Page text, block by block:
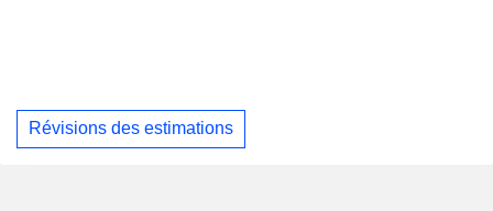
Révisions des estimations